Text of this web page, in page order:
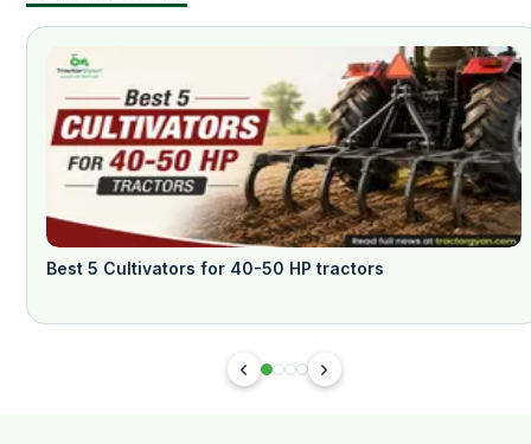
Best 5 Cultivators for 40-50 HP tractors